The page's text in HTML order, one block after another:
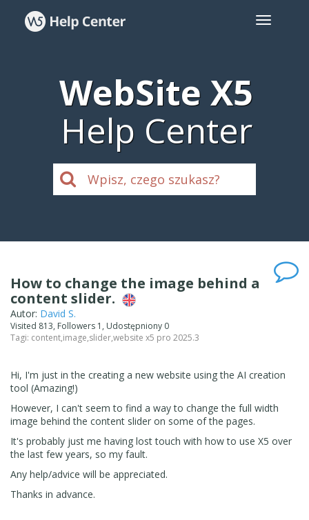
WebSite X5
Help Center
How to change the image behind a
content slider.
Autor: David S.
Visited 813, Followers 1, Udostępniony 0
Tagi: content,image,slider,website x5 pro 2025.3
Hi, I'm just in the creating a new website using the AI creation
tool (Amazing!)
However, I can't seem to find a way to change the full width
image behind the content slider on some of the pages.
It's probably just me having lost touch with how to use X5 over
the last few years, so my fault.
Any help/advice will be appreciated.
Thanks in advance.